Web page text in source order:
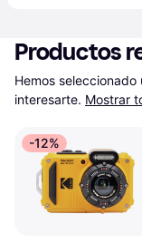
Productos
Hemos
interesarte. Mostrar
-12%